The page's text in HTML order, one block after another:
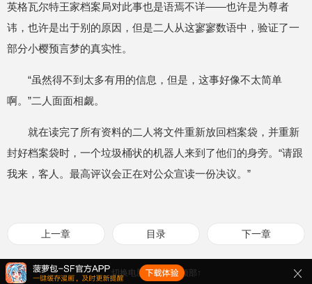
英格瓦尔特王家档案局对此事也是语焉不详——也许是为尊者
讳，也许是出于别的原因，但是二人从这寥寥数语中，验证了一
部分小樱预言梦的真实性。
“虽然得不到太多有用的信息，但是，这事好像不太简单
啊。”二人面面相觑。
就在读完了所有资料的二人将文件重新放回档案袋，并重新
封好档案袋时，一个垃圾桶状的机器人来到了他们的身旁。“请跟
我来，客人。最高评议会正在对公众宣读一份决议。”
上一章 目录 下一章
切换电脑版 返回顶部↑